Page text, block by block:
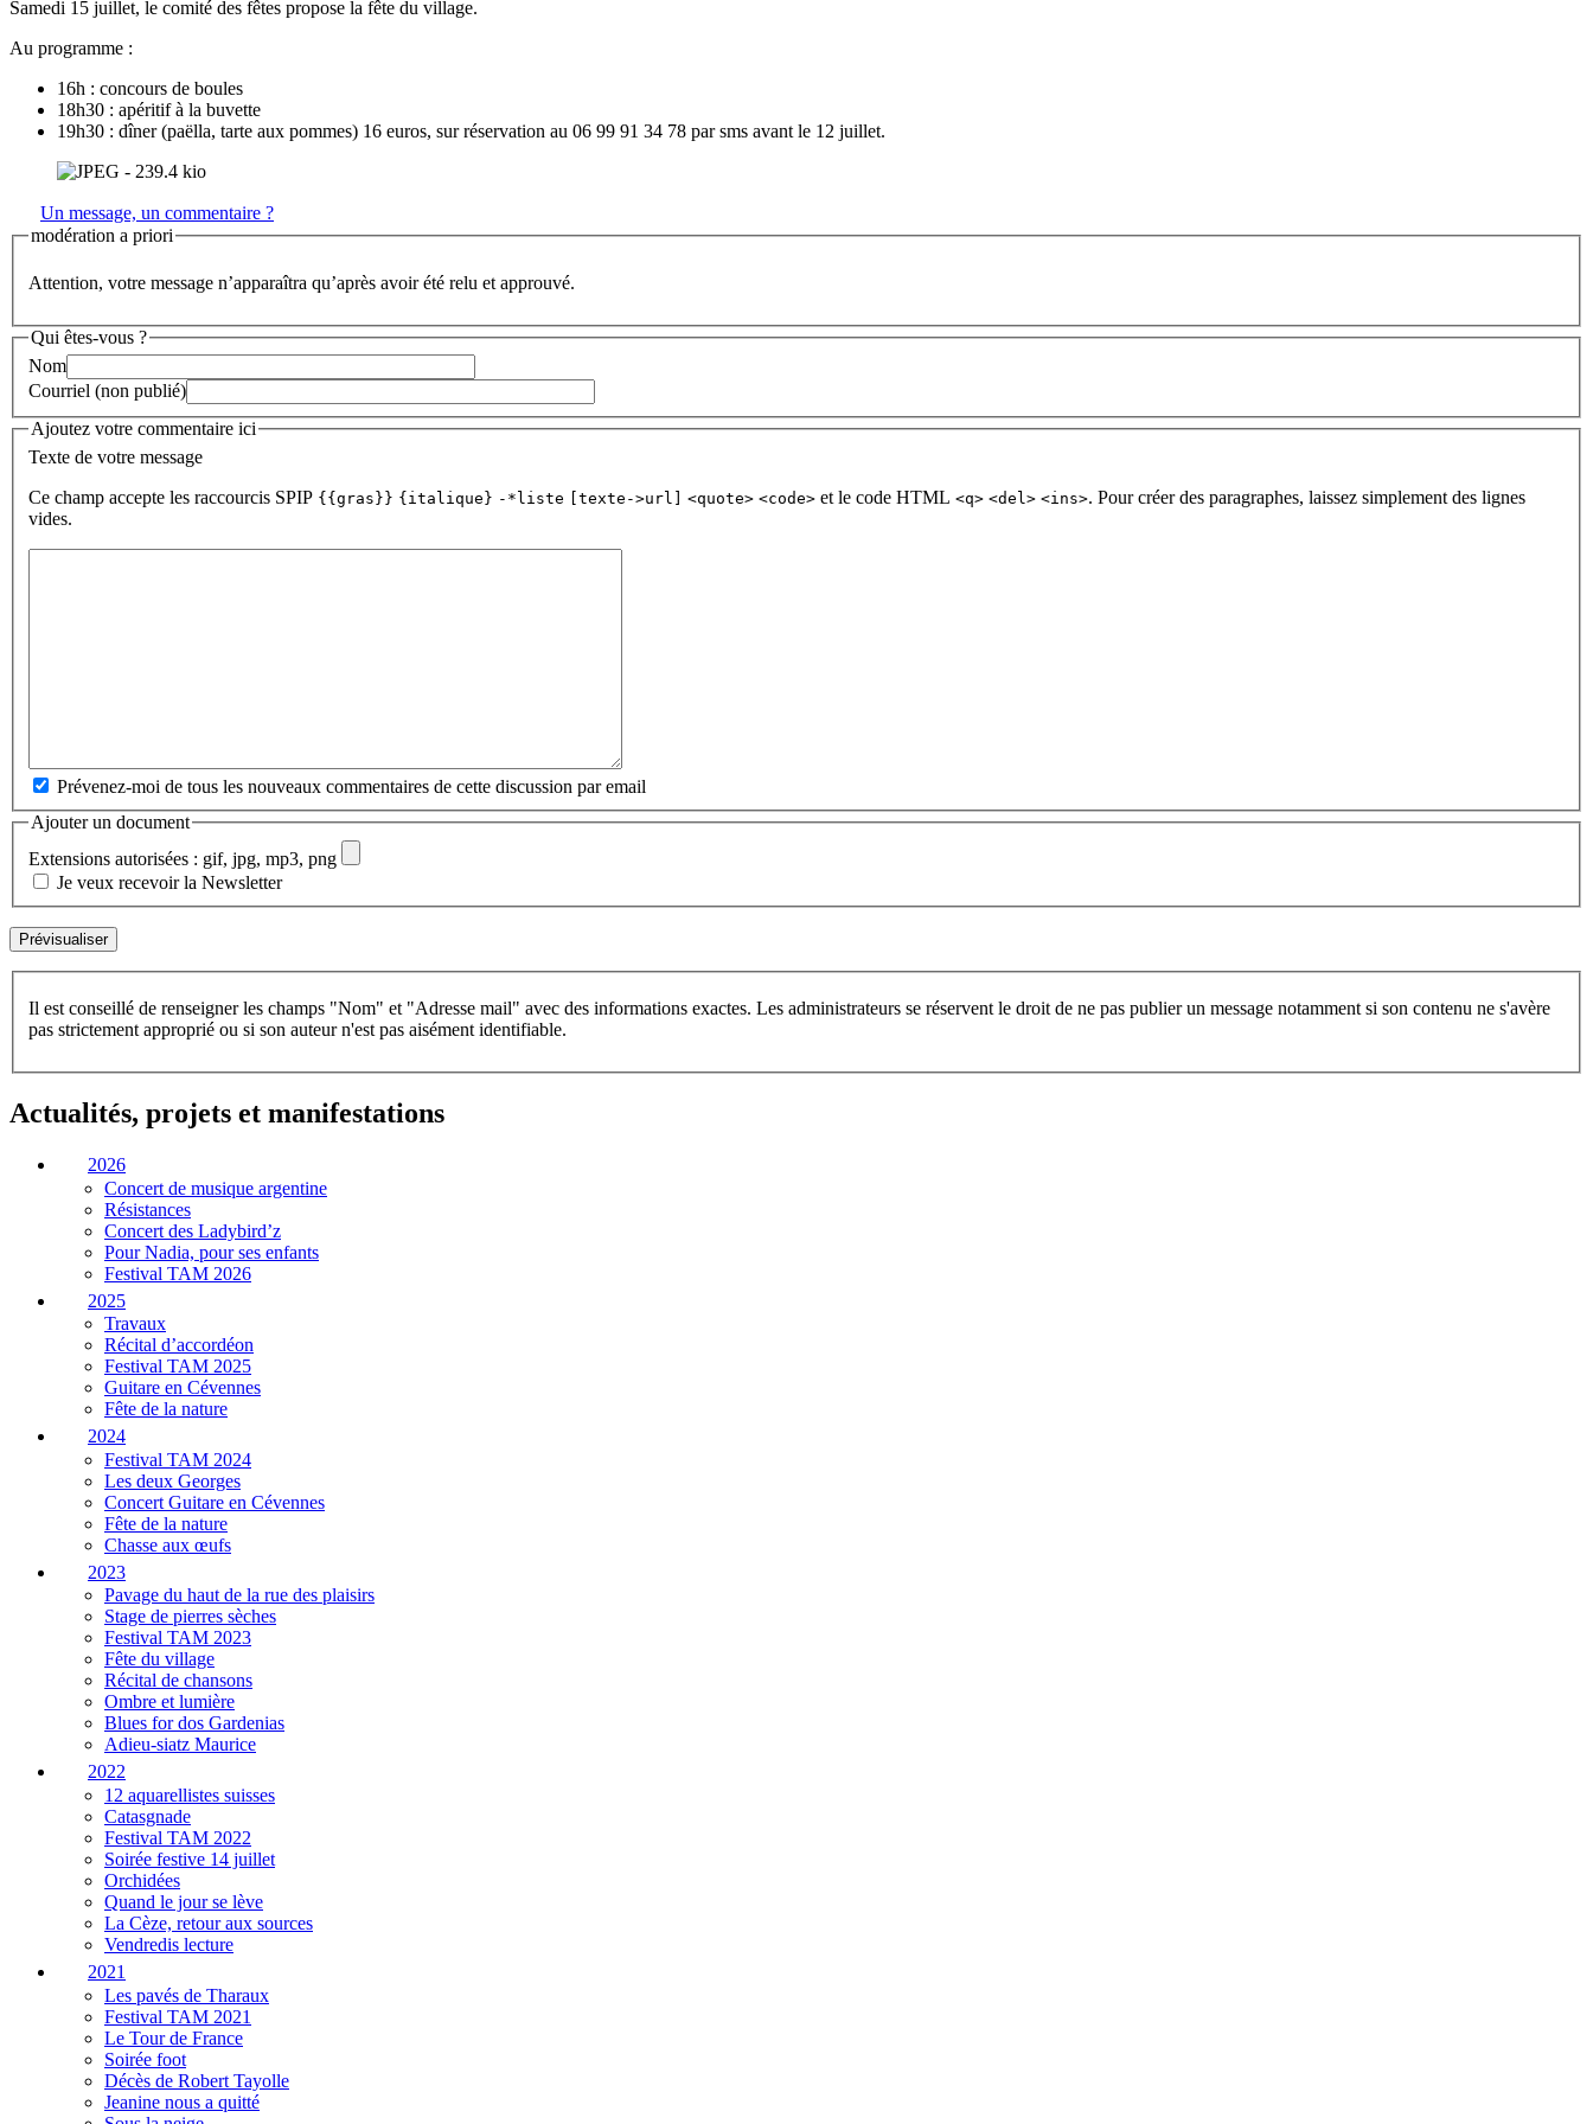
Samedi 15 juillet, le comité des fêtes propose la fête du village.
Au programme :
16h : concours de boules
18h30 : apéritif à la buvette
19h30 : dîner (paëlla, tarte aux pommes) 16 euros, sur réservation au 06 99 91 34 78 par sms avant le 12 juillet.
Un message, un commentaire ?
modération a priori
Attention, votre message n’apparaîtra qu’après avoir été relu et approuvé.
Qui êtes-vous ?
Nom
Courriel (non publié)
Ajoutez votre commentaire ici
Texte de votre message
Ce champ accepte les raccourcis SPIP {{gras}} {italique} -*liste [texte->url] <quote> <code> et le code HTML <q> <del> <ins>. Pour créer des paragraphes, laissez simplement des lignes
vides.
Prévenez-moi de tous les nouveaux commentaires de cette discussion par email
Ajouter un document
Extensions autorisées : gif, jpg, mp3, png
Je veux recevoir la Newsletter
Il est conseillé de renseigner les champs "Nom" et "Adresse mail" avec des informations exactes. Les administrateurs se réservent le droit de ne pas publier un message notamment si son contenu ne s'avère
pas strictement approprié ou si son auteur n'est pas aisément identifiable.
Actualités, projets et manifestations
2026
Concert de musique argentine
Résistances
Concert des Ladybird’z
Pour Nadia, pour ses enfants
Festival TAM 2026
2025
Travaux
Récital d’accordéon
Festival TAM 2025
Guitare en Cévennes
Fête de la nature
2024
Festival TAM 2024
Les deux Georges
Concert Guitare en Cévennes
Fête de la nature
Chasse aux œufs
2023
Pavage du haut de la rue des plaisirs
Stage de pierres sèches
Festival TAM 2023
Fête du village
Récital de chansons
Ombre et lumière
Blues for dos Gardenias
Adieu-siatz Maurice
2022
12 aquarellistes suisses
Catasgnade
Festival TAM 2022
Soirée festive 14 juillet
Orchidées
Quand le jour se lève
La Cèze, retour aux sources
Vendredis lecture
2021
Les pavés de Tharaux
Festival TAM 2021
Le Tour de France
Soirée foot
Décès de Robert Tayolle
Jeanine nous a quitté